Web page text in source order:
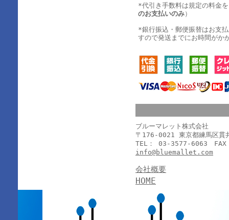
*代引き手数料は規定の料金
のお支払いのみ）
*銀行振込・郵便振替はお支
すので発送までにお時間がか
ブルーマレット株式会社
〒176-0021 東京都練馬区貫
TEL： 03-3577-6063
info@bluemallet.com
会社概要
HOME